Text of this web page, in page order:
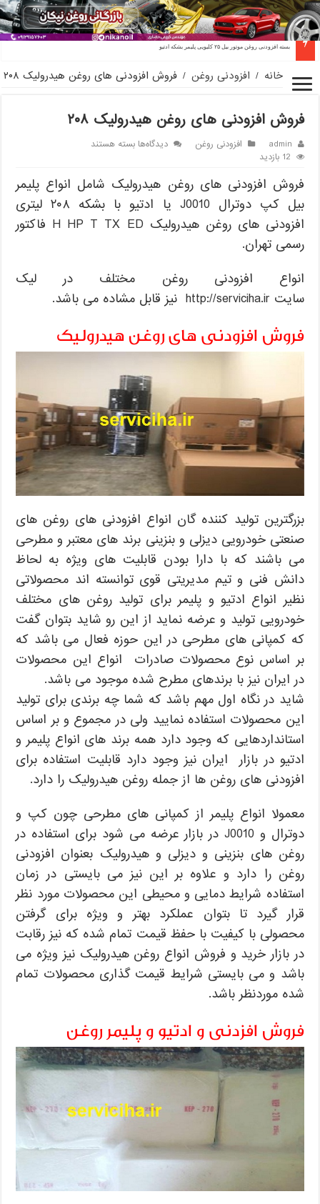
بسته افزودنی روغن موتور بیل ۲۵ کلیویی پلیمر بشکه ادتیو
خانه / افزودنی روغن / فروش افزودنی های روغن هیدرولیک ۲۰۸
فروش افزودنی های روغن هیدرولیک ۲۰۸
admin افزودنی روغن دیدگاه‌هابرای
های
روغن
هیدرولیک
۲۰۸
بسته هستند
12 بازدید
فروش افزودنی های روغن هیدرولیک شامل انواع پلیمر
بیل کپ دوترال J0010 یا ادتیو با بشکه ۲۰۸ لیتری
افزودنی های روغن هیدرولیک H HP T TX ED فاکتور
رسمی تهران.
انواع افزودنی روغن مختلف در لیک
سایت http://serviciha.ir نیز قابل مشاده می باشد.
فروش افزودنی های روغن هیدرولیک
بزرگترین تولید کننده گان انواع افزودنی های روغن های
صنعتی خودرویی دیزلی و بنزینی برند های معتبر و مطرحی
می باشند که با دارا بودن قابلیت های ویژه به لحاظ
دانش فنی و تیم مدیریتی قوی توانسته اند محصولاتی
نظیر انواع ادتیو و پلیمر برای تولید روغن های مختلف
خودرویی تولید و عرضه نماید از این رو شاید بتوان گفت
که کمپانی های مطرحی در این حوزه فعال می باشد که
بر اساس نوع محصولات صادرات انواع این محصولات
در ایران نیز با برندهای مطرح شده موجود می باشد.
شاید در نگاه اول مهم باشد که شما چه برندی برای تولید
این محصولات استفاده نمایید ولی در مجموع و بر اساس
استانداردهایی که وجود دارد همه برند های انواع پلیمر و
ادتیو در بازار ایران نیز وجود دارد قابلیت استفاده برای
افزودنی های روغن ها از جمله روغن هیدرولیک را دارد.
معمولا انواع پلیمر از کمپانی های مطرحی چون کپ و
دوترال و J0010 در بازار عرضه می شود برای استفاده در
روغن های بنزینی و دیزلی و هیدرولیک بعنوان افزودنی
روغن را دارد و علاوه بر این نیز می بایستی در زمان
استفاده شرایط دمایی و محیطی این محصولات مورد نظر
قرار گیرد تا بتوان عملکرد بهتر و ویژه برای گرفتن
محصولی با کیفیت با حفظ قیمت تمام شده که نیز رقابت
در بازار خرید و فروش انواع روغن هیدرولیک نیز ویژه می
باشد و می بایستی شرایط قیمت گذاری محصولات تمام
شده موردنظر باشد.
فروش افزدنی و ادتیو و پلیمر روغن